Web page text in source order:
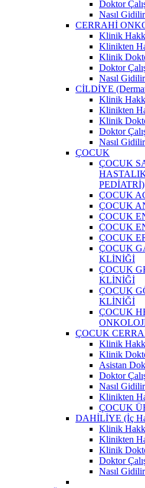
Doktor
Nasıl
CERRAHİ
Klinik
Klinikten
Klinik
Doktor
Nasıl
CİLDİYE
Klinik
Klinikten
Klinik
Doktor
Nasıl
ÇOCUK
ÇOCUK
PEDİATRİ)
ÇOCUK
ÇOCUK
ÇOCUK
ÇOCUK
ÇOCUK
ÇOCUK
KLİNİĞİ
ÇOCUK
KLİNİĞİ
ÇOCUK
KLİNİĞİ
ÇOCUK
ÇOCUK
Klinik
Klinik
Asistan
Doktor
Nasıl
Klinikten
ÇOCUK
DAHİLİYE (İç
Klinik
Klinikten
Klinik
Doktor
Nasıl